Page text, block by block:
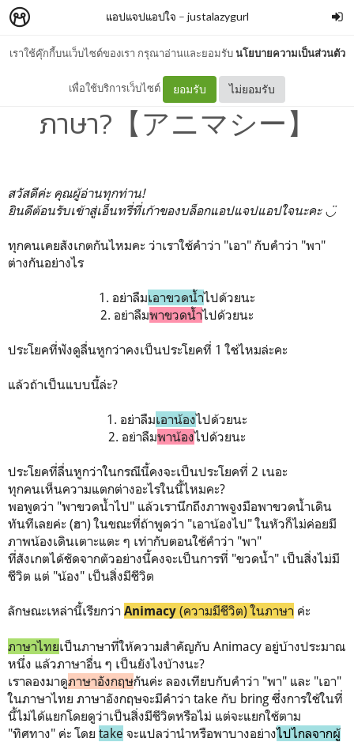
เราใช้คุ๊กกี้บนเว็บไซต์ของเรา กรุณาอ่านและยอมรับนโยบายความเป็นส่วนตัว
เพื่อใช้บริการเว็บไซต์ ยอมรับ ไม่ยอมรับ
แอปแจปแอปใจ – justalazygurl
09_ชีวิตชีใจ : ความมีชีวิตใน
ภาษา?【アニマシー】
สวัสดีค่ะ คุณผู้อ่านทุกท่าน!
ยินดีต้อนรับเข้าสู่เอ็นทรี่ที่เก้าของบล็อกแอปแจปแอปใจนะคะ ◡̈
ทุกคนเคยสังเกตกันไหมคะ ว่าเราใช้คำว่า "เอา" กับคำว่า "พา"
ต่างกันอย่างไร
1. อย่าลืมเอาขวดน้ำไปด้วยนะ
2. อย่าลืมพาขวดน้ำไปด้วยนะ
ประโยคที่ฟังดูลื่นหูกว่าคงเป็นประโยคที่ 1 ใช่ไหมล่ะคะ
แล้วถ้าเป็นแบบนี้ล่ะ?
1. อย่าลืมเอาน้องไปด้วยนะ
2. อย่าลืมพาน้องไปด้วยนะ
ประโยคที่ลื่นหูกว่าในกรณีนี้คงจะเป็นประโยคที่ 2 เนอะ
ทุกคนเห็นความแตกต่างอะไรในนี้ไหมคะ?
พอพูดว่า "พาขวดน้ำไป" แล้วเรานึกถึงภาพจูงมือพาขวดน้ำเดิน
ทันทีเลยค่ะ (ฮา) ในขณะที่ถ้าพูดว่า "เอาน้องไป" ในหัวก็ไม่ค่อยมี
ภาพน้องเดินเตาะแตะ ๆ เท่ากับตอนใช้คำว่า "พา"
ที่สังเกตได้ชัดจากตัวอย่างนี้คงจะเป็นการที่ "ขวดน้ำ" เป็นสิ่งไม่มี
ชีวิต แต่ "น้อง" เป็นสิ่งมีชีวิต
ลักษณะเหล่านี้เรียกว่า Animacy (ความมีชีวิต) ในภาษา ค่ะ
ภาษาไทยเป็นภาษาที่ให้ความสำคัญกับ Animacy อยู่บ้างประมาณ
หนึ่ง แล้วภาษาอื่น ๆ เป็นยังไงบ้างนะ?
เราลองมาดูภาษาอังกฤษกันค่ะ ลองเทียบกับคำว่า "พา" และ "เอา"
ในภาษาไทย ภาษาอังกฤษจะมีคำว่า take กับ bring ซึ่งการใช้ในที่
นี้ไม่ได้แยกโดยดูว่าเป็นสิ่งมีชีวิตหรือไม่ แต่จะแยกใช้ตาม
"ทิศทาง" ค่ะ โดย take จะแปลว่านำหรือพาบางอย่างไปไกลจากผู้